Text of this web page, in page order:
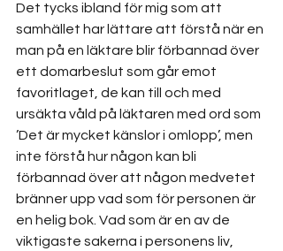
Det tycks ibland för mig som att
samhället har lättare att förstå när en
man på en läktare blir förbannad över
ett domarbeslut som går emot
favoritlaget, de kan till och med
ursäkta våld på läktaren med ord som
’Det är mycket känslor i omlopp’, men
inte förstå hur någon kan bli
förbannad över att någon medvetet
bränner upp vad som för personen är
en helig bok. Vad som är en av de
viktigaste sakerna i personens liv,